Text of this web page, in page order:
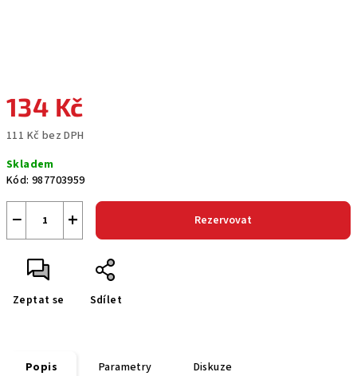
134 Kč
111 Kč bez DPH
cena:
Skladem
Kód: 987703959
+
− Rezervovat
Zeptat se Sdílet
Popis Parametry Diskuze